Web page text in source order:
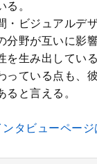
。
・ビジュアルデ
分野が互いに影
を生み出してい
っている点も、
と言える。
タビューペー